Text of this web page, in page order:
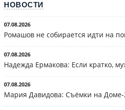
НОВОСТИ
07.08.2026
Ромашов не собирается идти на
07.08.2026
Надежда Ермакова: Если кратко,
07.08.2026
Мария Давидова: Съёмки на Доме-